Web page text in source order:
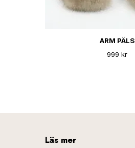
ARM PÄLS
999 kr
Läs mer